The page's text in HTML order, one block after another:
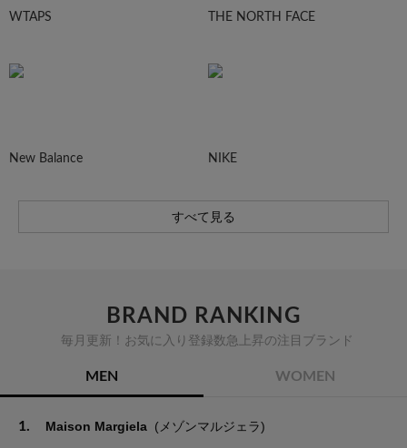
WTAPS THE NORTH FACE
New Balance NIKE
すべて見る
BRAND RANKING
毎月更新！お気に入り登録数急上昇の注目ブランド
MEN WOMEN
1. Maison Margiela (メゾンマルジェラ)